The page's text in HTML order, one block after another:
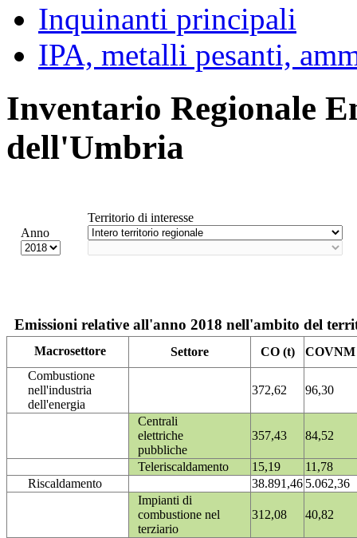
Inquinanti principali
IPA, metalli pesanti,
Inventario Regionale
dell'Umbria
Anno
Territorio di interesse
Emissioni relative all'anno 2018 nell'ambito del
Macrosettore Settore CO (t)
COVNM
Combustione
nell'industria
dell'energia
372,62 96,30
Centrali
elettriche
pubbliche
357,43 84,52
Teleriscaldamento 15,19
11,78
Riscaldamento
38.891,46 5.062,36
Impianti di
combustione nel
terziario
312,08 40,82